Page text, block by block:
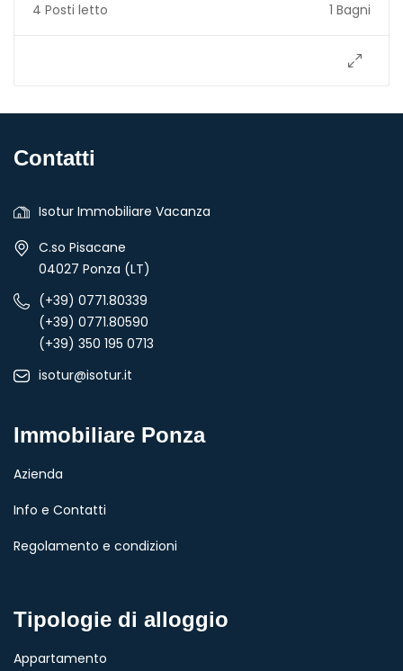
4 Posti letto 1 Bagni
Contatti
Isotur Immobiliare Vacanza
C.so Pisacane
04027 Ponza (LT)
(+39) 0771.80339
(+39) 0771.80590
(+39) 350 195 0713
isotur@isotur.it
Immobiliare Ponza
Azienda
Info e Contatti
Regolamento e condizioni
Tipologie di alloggio
Appartamento